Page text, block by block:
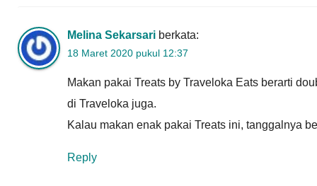
Melina Sekarsari berkata:
18 Maret 2020 pukul 12:37
Makan pakai Treats by Traveloka Eats berarti
di Traveloka juga.
Kalau makan enak pakai Treats ini, tanggalnya
Reply